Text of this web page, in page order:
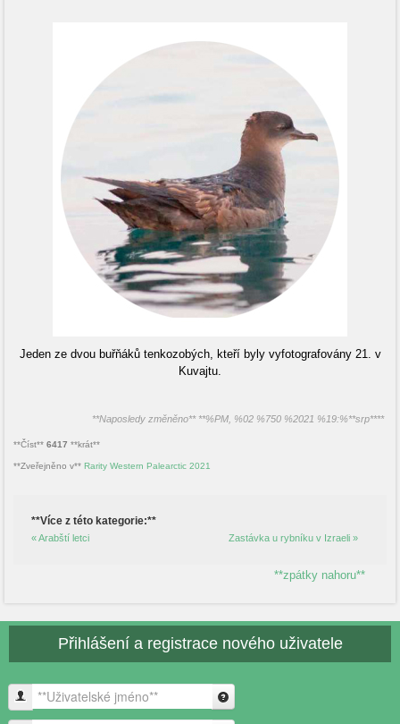
Jeden ze dvou buřňáků tenkozobých, kteří byly vyfotografovány 21. v
Kuvajtu.
**Naposledy změněno** **%PM, %02 %750 %2021 %19:%**srp****
**Číst** 6417 **krát**
**Zveřejněno v** Rarity Western Palearctic 2021
**Více z této kategorie:**
« Arabští letci Zastávka u rybníku v Izraeli »
**zpátky nahoru**
Přihlášení a registrace nového uživatele
**Uživatelské jméno**